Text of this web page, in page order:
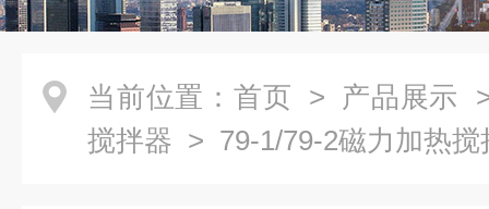
当前位置： 首页 > 产品展示
搅拌器 > 79-1/79-2磁力加热搅